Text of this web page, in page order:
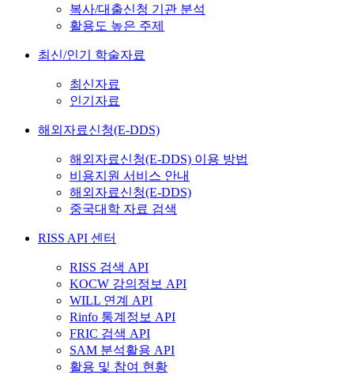
복사/대출신청 기관 분석
활용도 높은 주제
최신/인기 학술자료
최신자료
인기자료
해외자료신청(E-DDS)
해외자료신청(E-DDS) 이용 방법
비용지원 서비스 안내
해외자료신청(E-DDS)
중국대학 자료 검색
RISS API 센터
RISS 검색 API
KOCW 강의정보 API
WILL 연계 API
Rinfo 통계정보 API
FRIC 검색 API
SAM 분석활용 API
활용 및 참여 현황